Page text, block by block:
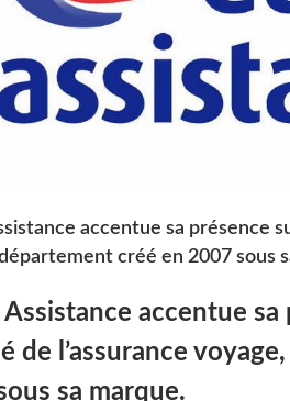
accentue sa présence
créé en 2007 sous
Assistance accentue sa
de l’assurance
sa marque.